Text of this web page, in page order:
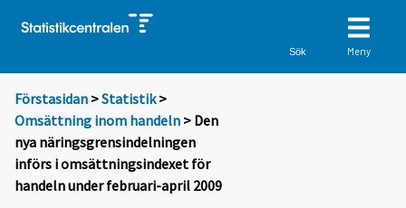
Sök Meny
Förstasidan >Statistik >
Omsättning inom handeln > Den
nya näringsgrensindelningen
införs i omsättningsindexet för
handeln under februari-april 2009